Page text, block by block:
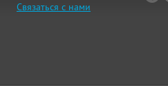
Связаться с нами